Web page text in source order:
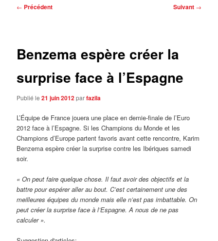
Navigation
← Précédent Suivant →
Benzema espère créer la
surprise face à l’Espagne
Publié le21 juin 2012parfazila
L’Équipe de France jouera une place en demie-finale de l’Euro
2012 face à l’Espagne. Si les Champions du Monde et les
Champions d’Europe partent favoris avant cette rencontre, Karim
Benzema espère créer la surprise contre les Ibériques samedi
soir.
« On peut faire quelque chose. Il faut avoir des objectifs et la
battre pour espérer aller au bout. C’est certainement une des
meilleures équipes du monde mais elle n’est pas imbattable. On
peut créer la surprise face à l’Espagne. A nous de ne pas
calculer ».